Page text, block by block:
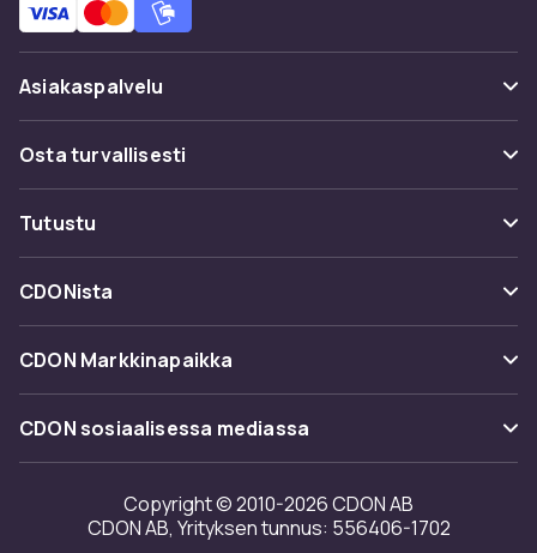
Asiakaspalvelu
Usein kysyttyä (UKK)
Seuraa pakettia
Ota yhteyttä
Osta turvallisesti
Maksuvaihtoehdot
Toimitus
Takaisinvedot
Tutustu
Kategoriat
Tuotemerkit
CDONista
Tietoa meistä
Asiakasarvionnit
Investor relations
Saavutettavuusseloste
CDON Markkinapaikka
Merchant Help Center
CDON sosiaalisessa mediassa
Copyright © 2010-2026 CDON AB
CDON AB, Yrityksen tunnus: 556406-1702